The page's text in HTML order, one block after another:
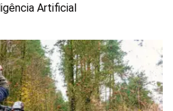
Artificial